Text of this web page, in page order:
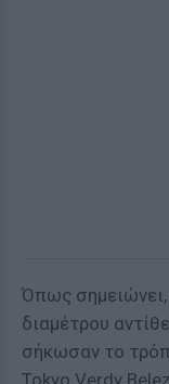
Όπως σημειώνει,
διαμέτρου
σήκωσαν το
Tokyo Verdy